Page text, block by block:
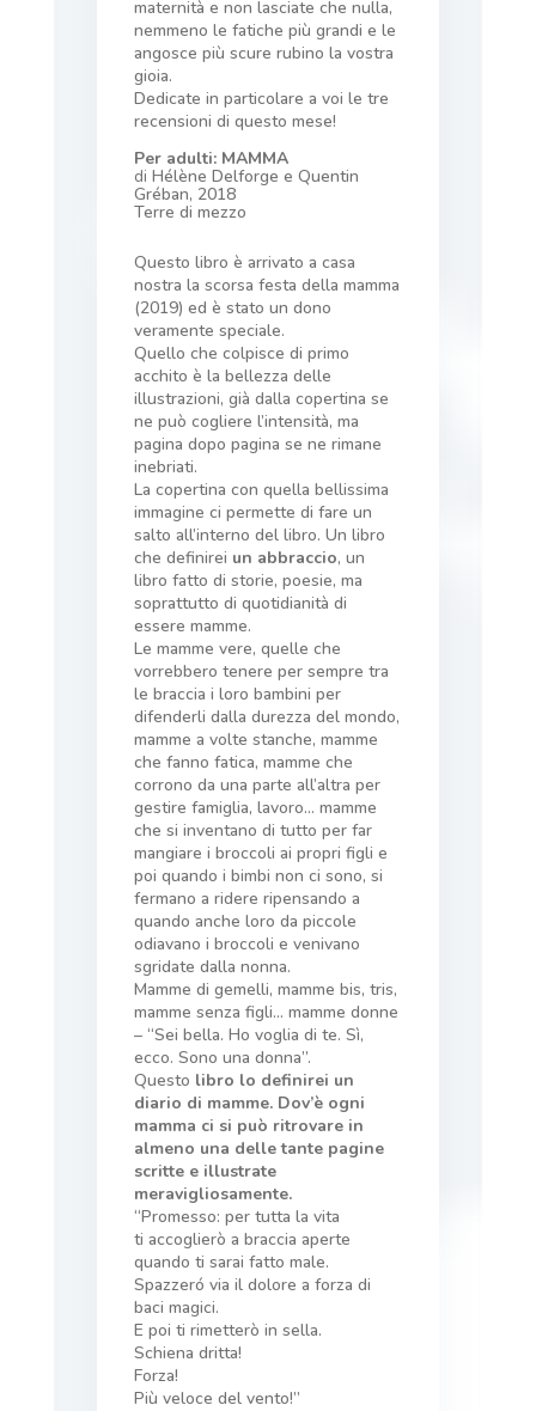
maternità e non lasciate che nulla,
nemmeno le fatiche più grandi e le
angosce più scure rubino la vostra
gioia.
Dedicate in particolare a voi le tre
recensioni di questo mese!
Per adulti: MAMMA
di Hélène Delforge e Quentin
Gréban, 2018
Terre di mezzo
Questo libro è arrivato a casa
nostra la scorsa festa della mamma
(2019) ed è stato un dono
veramente speciale.
Quello che colpisce di primo
acchito è la bellezza delle
illustrazioni, già dalla copertina se
ne può cogliere l’intensità, ma
pagina dopo pagina se ne rimane
inebriati.
La copertina con quella bellissima
immagine ci permette di fare un
salto all’interno del libro. Un libro
che definirei un abbraccio, un
libro fatto di storie, poesie, ma
soprattutto di quotidianità di
essere mamme.
Le mamme vere, quelle che
vorrebbero tenere per sempre tra
le braccia i loro bambini per
difenderli dalla durezza del mondo,
mamme a volte stanche, mamme
che fanno fatica, mamme che
corrono da una parte all’altra per
gestire famiglia, lavoro… mamme
che si inventano di tutto per far
mangiare i broccoli ai propri figli e
poi quando i bimbi non ci sono, si
fermano a ridere ripensando a
quando anche loro da piccole
odiavano i broccoli e venivano
sgridate dalla nonna.
Mamme di gemelli, mamme bis, tris,
mamme senza figli… mamme donne
– “Sei bella. Ho voglia di te. Sì,
ecco. Sono una donna”.
Questo libro lo definirei un
diario di mamme. Dov’è ogni
mamma ci si può ritrovare in
almeno una delle tante pagine
scritte e illustrate
meravigliosamente.
“Promesso: per tutta la vita
ti accoglierò a braccia aperte
quando ti sarai fatto male.
Spazzeró via il dolore a forza di
baci magici.
E poi ti rimetterò in sella.
Schiena dritta!
Forza!
Più veloce del vento!”